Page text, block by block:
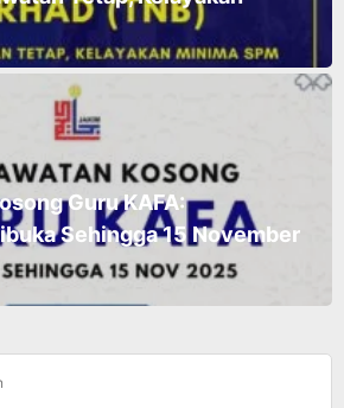
Guru KAFA:
Sehingga 15 November